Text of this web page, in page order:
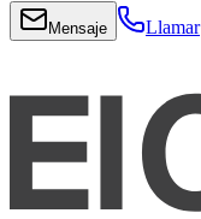
Mensaje Llamar